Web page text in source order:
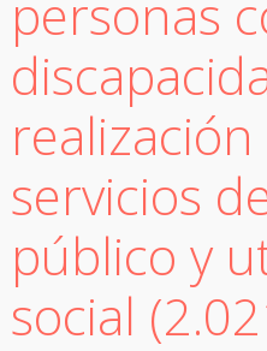
personas
servicios
público y
social